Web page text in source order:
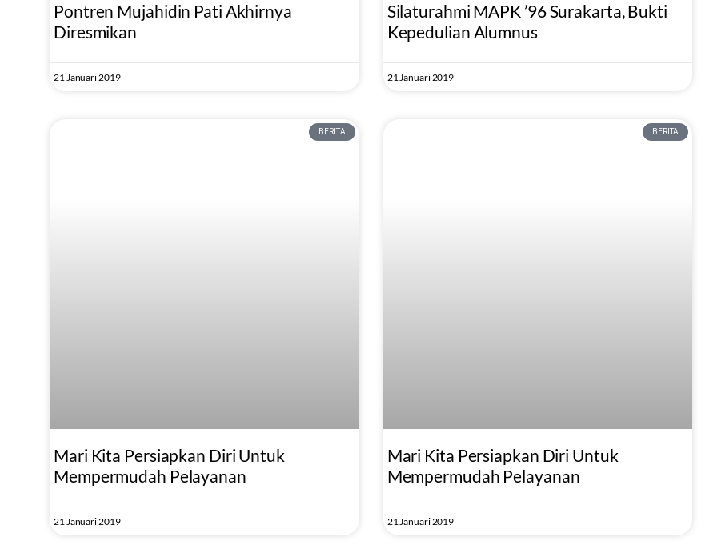
Pontren Mujahidin Pati Akhirnya
Diresmikan
21 Januari 2019
Silaturahmi MAPK ’96 Surakarta, Bukti
Kepedulian Alumnus
21 Januari 2019
BERITA
Mari Kita Persiapkan Diri Untuk
Mempermudah Pelayanan
21 Januari 2019
BERITA
Mari Kita Persiapkan Diri Untuk
Mempermudah Pelayanan
21 Januari 2019